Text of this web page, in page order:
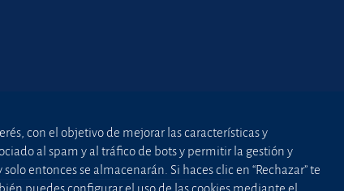
con el objetivo de mejorar las características y
al spam y al tráfico de bots y permitir la gestión y
entonces se almacenarán. Si haces clic en “Rechazar” te
puedes configurar el uso de las cookies mediante el